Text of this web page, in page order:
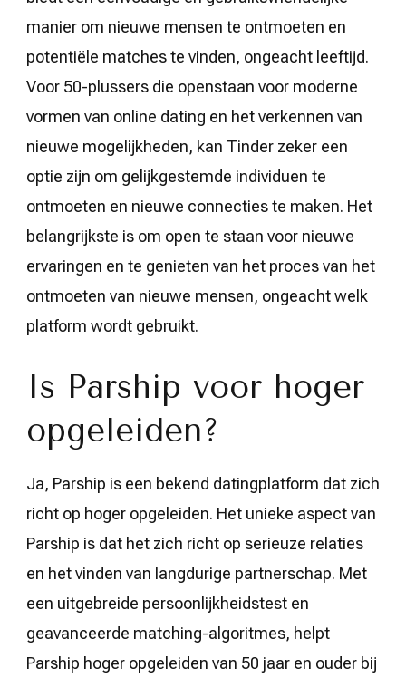
manier om nieuwe mensen te ontmoeten en
potentiële matches te vinden, ongeacht leeftijd.
Voor 50-plussers die openstaan voor moderne
vormen van online dating en het verkennen van
nieuwe mogelijkheden, kan Tinder zeker een
optie zijn om gelijkgestemde individuen te
ontmoeten en nieuwe connecties te maken. Het
belangrijkste is om open te staan voor nieuwe
ervaringen en te genieten van het proces van het
ontmoeten van nieuwe mensen, ongeacht welk
platform wordt gebruikt.
Is Parship voor hoger
opgeleiden?
Ja, Parship is een bekend datingplatform dat zich
richt op hoger opgeleiden. Het unieke aspect van
Parship is dat het zich richt op serieuze relaties
en het vinden van langdurige partnerschap. Met
een uitgebreide persoonlijkheidstest en
geavanceerde matching-algoritmes, helpt
Parship hoger opgeleiden van 50 jaar en ouder bij